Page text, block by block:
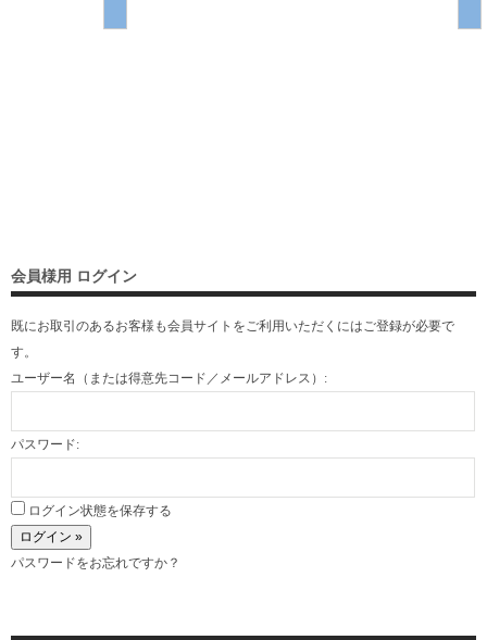
会員様用 ログイン
既にお取引のあるお客様も会員サイトをご利用いただくにはご登録が必要で
す。
ユーザー名（または得意先コード／メールアドレス）:
パスワード:
ログイン状態を保存する
パスワードをお忘れですか？